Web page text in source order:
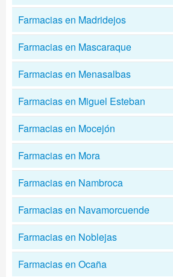
Farmacias en Madridejos
Farmacias en Mascaraque
Farmacias en Menasalbas
Farmacias en Miguel Esteban
Farmacias en Mocejón
Farmacias en Mora
Farmacias en Nambroca
Farmacias en Navamorcuende
Farmacias en Noblejas
Farmacias en Ocaña